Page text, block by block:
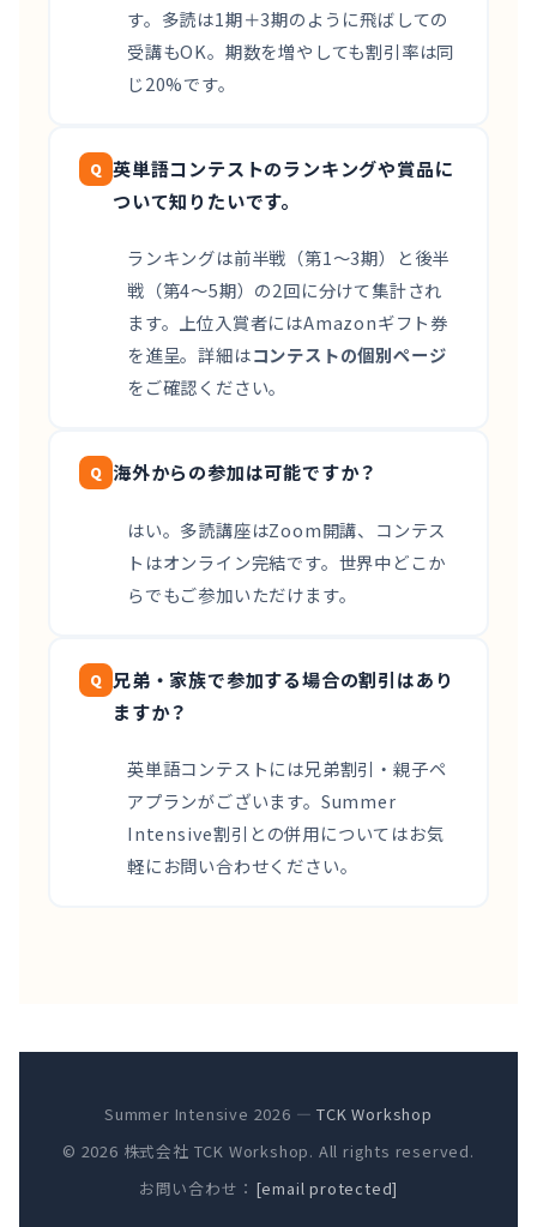
す。多読は1期＋3期のように飛ばしての
受講もOK。期数を増やしても割引率は同
じ20%です。
英単語コンテストのランキングや賞品に
ついて知りたいです。
ランキングは前半戦（第1〜3期）と後半
戦（第4〜5期）の2回に分けて集計され
ます。上位入賞者にはAmazonギフト券
を進呈。詳細はコンテストの個別ページ
をご確認ください。
海外からの参加は可能ですか？
はい。多読講座はZoom開講、コンテス
トはオンライン完結です。世界中どこか
らでもご参加いただけます。
兄弟・家族で参加する場合の割引はあり
ますか？
英単語コンテストには兄弟割引・親子ペ
アプランがございます。Summer
Intensive割引との併用についてはお気
軽にお問い合わせください。
Summer Intensive 2026 —TCK Workshop
© 2026 株式会社 TCK Workshop. All rights reserved.
お問い合わせ： [email protected]